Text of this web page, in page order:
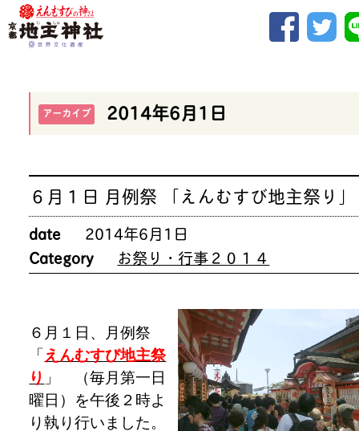
アーカイブ 2014年6月1日
６月１日 月例祭 「えんむすび地主祭り」
date
2014年6月1日
Category
お祭り・行事２０１４
６月１日、月例祭
「 えんむすび地主祭
り 」 （毎月第一日
曜日）を午後２時よ
り執り行いました。